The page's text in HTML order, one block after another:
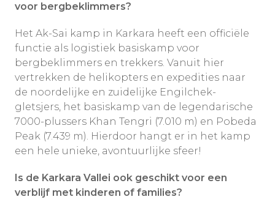
voor bergbeklimmers?
Het Ak-Sai kamp in Karkara heeft een officiële
functie als logistiek basiskamp voor
bergbeklimmers en trekkers. Vanuit hier
vertrekken de helikopters en expedities naar
de noordelijke en zuidelijke Engilchek-
gletsjers, het basiskamp van de legendarische
7000-plussers Khan Tengri (7.010 m) en Pobeda
Peak (7.439 m). Hierdoor hangt er in het kamp
een hele unieke, avontuurlijke sfeer!
Is de Karkara Vallei ook geschikt voor een
verblijf met kinderen of families?